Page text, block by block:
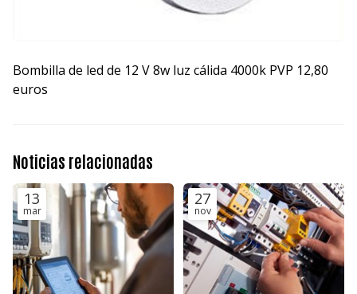
Bombilla de led de 12 V 8w luz cálida 4000k PVP 12,80
euros
Noticias relacionadas
13
mar
27
nov